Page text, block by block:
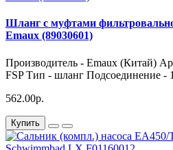
Шланг с муфтами
Emaux (89030601)
Производитель - Emaux (Китай)
FSP Тип - шланг Подсоединение -
562.00р.
Купить